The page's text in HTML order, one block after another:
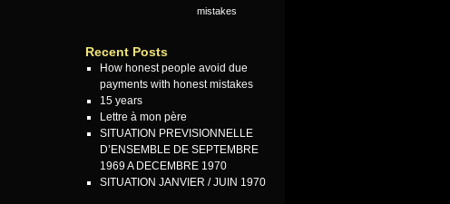
mistakes
Recent Posts
How honest people avoid due
payments with honest mistakes
15 years
Lettre à mon père
SITUATION PREVISIONNELLE
D’ENSEMBLE DE SEPTEMBRE
1969 A DECEMBRE 1970
SITUATION JANVIER / JUIN 1970